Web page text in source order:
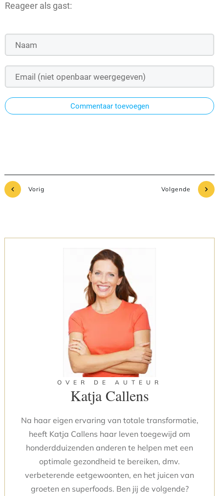
Reageer als gast:
Commentaar toevoegen
Vorig Volgende
OVER DE AUTEUR
Katja Callens
Na haar eigen ervaring van totale transformatie,
heeft Katja Callens haar leven toegewijd om
honderdduizenden anderen te helpen met een
optimale gezondheid te bereiken, dmv.
verbeterende eetgewoonten, en het juicen van
groeten en superfoods. Ben jij de volgende?